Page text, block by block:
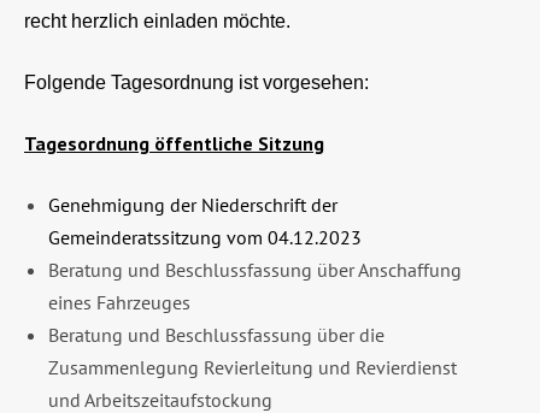
recht herzlich einladen möchte.
Folgende Tagesordnung ist vorgesehen:
Tagesordnung öffentliche Sitzung
Genehmigung der Niederschrift der
Gemeinderatssitzung vom 04.12.2023
Beratung und Beschlussfassung über Anschaffung
eines Fahrzeuges
Beratung und Beschlussfassung über die
Zusammenlegung Revierleitung und Revierdienst
und Arbeitszeitaufstockung